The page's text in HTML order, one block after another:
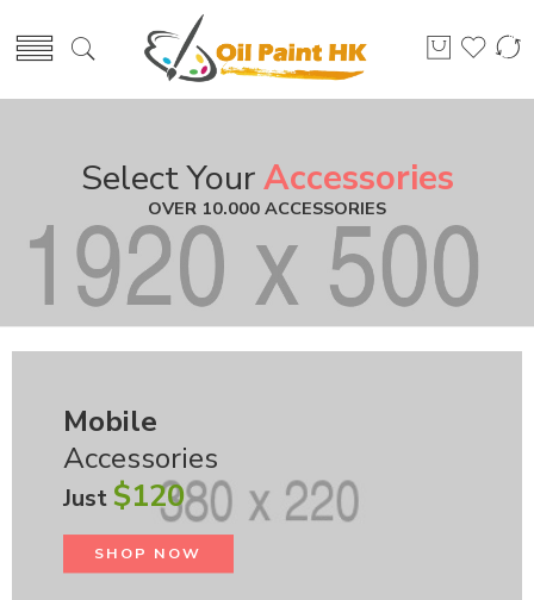
Select YourAccessories
OVER 10.000 ACCESSORIES
Mobile
Accessories
Just $120
SHOP NOW